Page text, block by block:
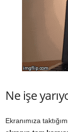
Ne işe
Ekranımıza